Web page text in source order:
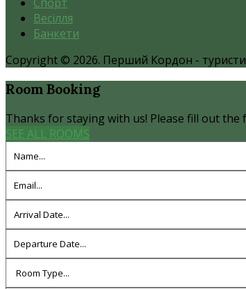
Весілля
Банкети
Copyright © 2026. Перший Кордон -
Room Booking
Thanks for staying with us! Please fill out
SEE ALL ROOMS